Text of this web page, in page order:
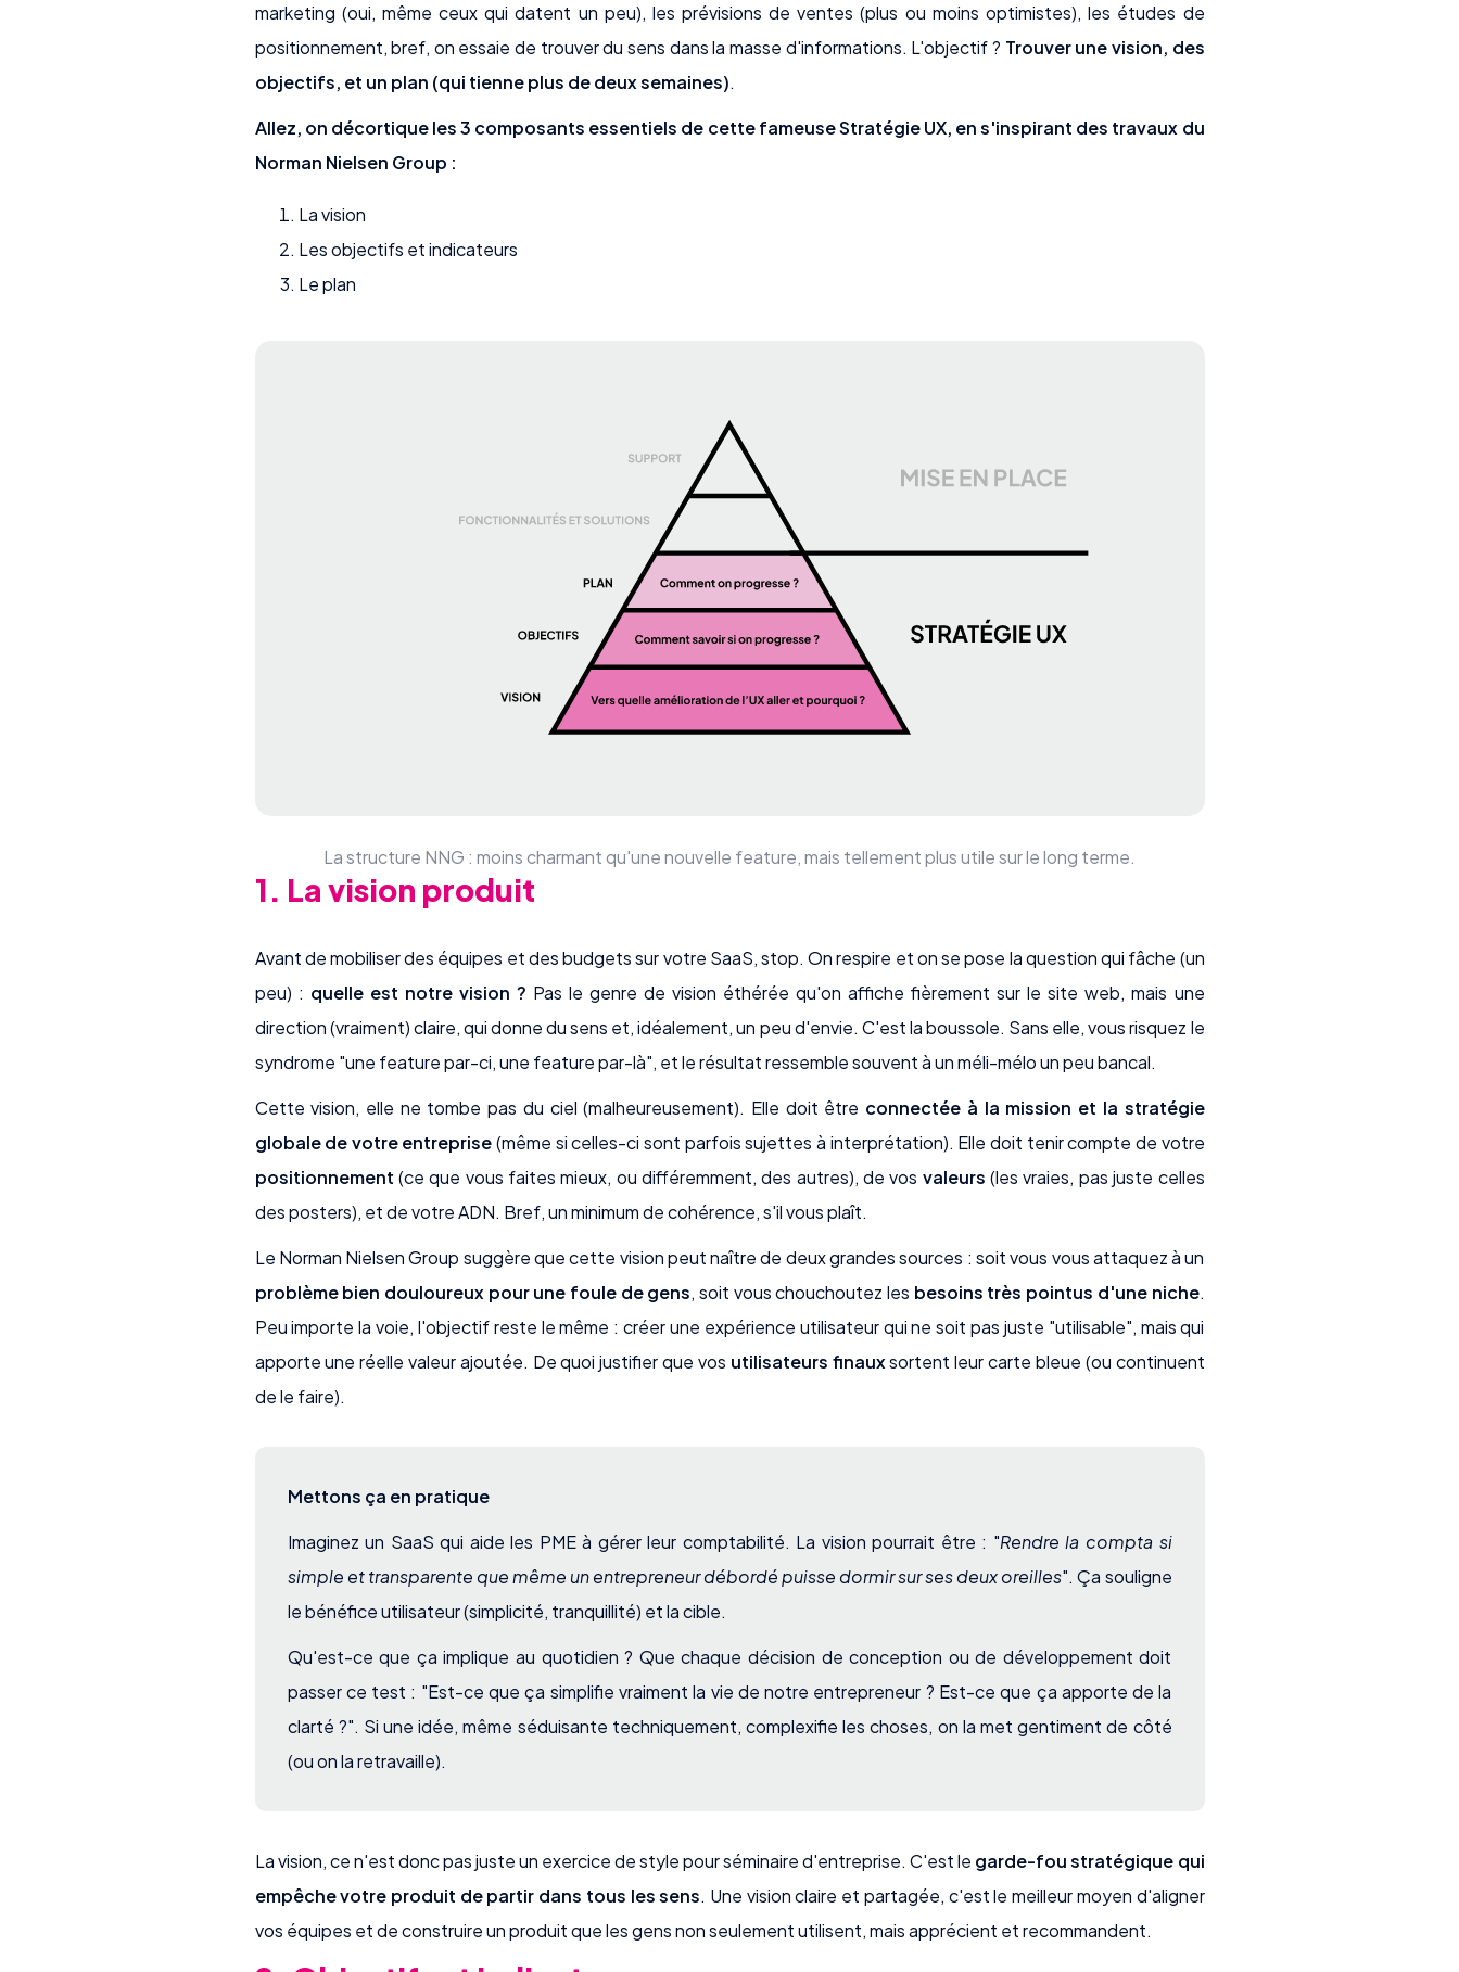
marketing (oui, même ceux qui datent un peu), les prévisions de ventes (plus ou moins optimistes), les études de
positionnement, bref, on essaie de trouver du sens dans la masse d'informations. L'objectif ? Trouver une vision, des
objectifs, et un plan (qui tienne plus de deux semaines).
Allez, on décortique les 3 composants essentiels de cette fameuse Stratégie UX, en s'inspirant des travaux du
Norman Nielsen Group :
La vision
Les objectifs et indicateurs
Le plan
La structure NNG : moins charmant qu'une nouvelle feature, mais tellement plus utile sur le long terme.
1. La vision produit
Avant de mobiliser des équipes et des budgets sur votre SaaS, stop. On respire et on se pose la question qui fâche (un
peu) : quelle est notre vision ? Pas le genre de vision éthérée qu'on affiche fièrement sur le site web, mais une
direction (vraiment) claire, qui donne du sens et, idéalement, un peu d'envie. C'est la boussole. Sans elle, vous risquez le
syndrome "une feature par-ci, une feature par-là", et le résultat ressemble souvent à un méli-mélo un peu bancal.
Cette vision, elle ne tombe pas du ciel (malheureusement). Elle doit être connectée à la mission et la stratégie
globale de votre entreprise(même si celles-ci sont parfois sujettes à interprétation). Elle doit tenir compte de votre
positionnement (ce que vous faites mieux, ou différemment, des autres), de vos valeurs (les vraies, pas juste celles
des posters), et de votre ADN. Bref, un minimum de cohérence, s'il vous plaît.
Le Norman Nielsen Group suggère que cette vision peut naître de deux grandes sources : soit vous vous attaquez à un
problème bien douloureux pour une foule de gens, soit vous chouchoutez les besoins très pointus d'une niche.
Peu importe la voie, l'objectif reste le même : créer une expérience utilisateur qui ne soit pas juste "utilisable", mais qui
apporte une réelle valeur ajoutée. De quoi justifier que vos utilisateurs finauxsortent leur carte bleue (ou continuent
de le faire).
Mettons ça en pratique
Imaginez un SaaS qui aide les PME à gérer leur comptabilité. La vision pourrait être : "Rendre la compta si
simple et transparente que même un entrepreneur débordé puisse dormir sur ses deux oreilles". Ça souligne
le bénéfice utilisateur (simplicité, tranquillité) et la cible.
Qu'est-ce que ça implique au quotidien ? Que chaque décision de conception ou de développement doit
passer ce test : "Est-ce que ça simplifie vraiment la vie de notre entrepreneur ? Est-ce que ça apporte de la
clarté ?". Si une idée, même séduisante techniquement, complexifie les choses, on la met gentiment de côté
(ou on la retravaille).
La vision, ce n'est donc pas juste un exercice de style pour séminaire d'entreprise. C'est le garde-fou stratégique qui
empêche votre produit de partir dans tous les sens. Une vision claire et partagée, c'est le meilleur moyen d'aligner
vos équipes et de construire un produit que les gens non seulement utilisent, mais apprécient et recommandent.